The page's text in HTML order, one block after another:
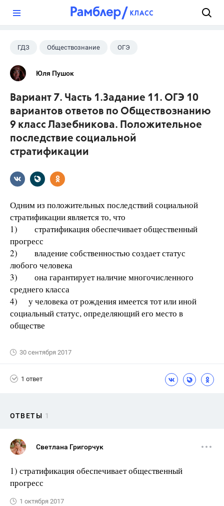
ГДЗ Обществознание ОГЭ
9 класс
Юля Пушок
Вариант 7. Часть 1.Задание 11. ОГЭ 10
вариантов ответов по Обществознанию
9 класс Лазебникова. Положительное
последствие социальной
стратификации
Одним из положительных последствий социальной
стратификации является то, что
1) стратификация обеспечивает общественный
прогресс
2) владение собственностью создает статус
любого человека
3) она гарантирует наличие многочисленного
среднего класса
4) у человека от рождения имеется тот или иной
социальный статус, определяющий его место в
обществе
30 сентября 2017
1 ответ
ОТВЕТЫ 1
Светлана Григорчук
1) стратификация обеспечивает общественный
прогресс
1 октября 2017